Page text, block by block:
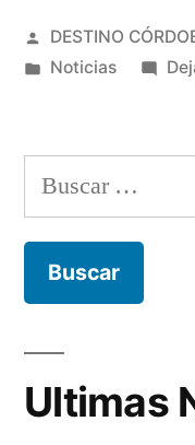
Publicado
por
DESTINO
Publicada
Noticias
Buscar:
Ultimas